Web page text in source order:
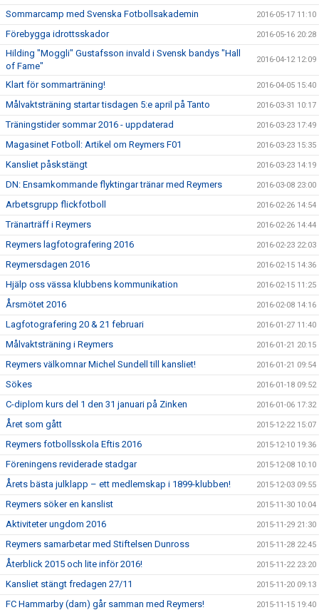
Sommarcamp med Svenska Fotbollsakademin 2016-05-17 11:10
Förebygga idrottsskador 2016-05-16 20:28
Hilding "Moggli" Gustafsson invald i Svensk bandys "Hall
of Fame"
2016-04-12 12:09
Klart för sommarträning! 2016-04-05 15:40
Målvaktsträning startar tisdagen 5:e april på Tanto 2016-03-31 10:17
Träningstider sommar 2016 - uppdaterad 2016-03-23 17:49
Magasinet Fotboll: Artikel om Reymers F01 2016-03-23 15:35
Kansliet påskstängt 2016-03-23 14:19
DN: Ensamkommande flyktingar tränar med Reymers 2016-03-08 23:00
Arbetsgrupp flickfotboll 2016-02-26 14:54
Tränarträff i Reymers 2016-02-26 14:44
Reymers lagfotografering 2016 2016-02-23 22:03
Reymersdagen 2016 2016-02-15 14:36
Hjälp oss vässa klubbens kommunikation 2016-02-15 11:25
Årsmötet 2016 2016-02-08 14:16
Lagfotografering 20 & 21 februari 2016-01-27 11:40
Målvaktsträning i Reymers 2016-01-21 20:15
Reymers välkomnar Michel Sundell till kansliet! 2016-01-21 09:54
Sökes 2016-01-18 09:52
C-diplom kurs del 1 den 31 januari på Zinken 2016-01-06 17:32
Året som gått 2015-12-22 15:07
Reymers fotbollsskola Eftis 2016 2015-12-10 19:36
Föreningens reviderade stadgar 2015-12-08 10:10
Årets bästa julklapp – ett medlemskap i 1899-klubben! 2015-12-03 09:55
Reymers söker en kanslist 2015-11-30 10:04
Aktiviteter ungdom 2016 2015-11-29 21:30
Reymers samarbetar med Stiftelsen Dunross 2015-11-28 22:45
Återblick 2015 och lite inför 2016! 2015-11-22 23:20
Kansliet stängt fredagen 27/11 2015-11-20 09:13
FC Hammarby (dam) går samman med Reymers! 2015-11-15 19:40